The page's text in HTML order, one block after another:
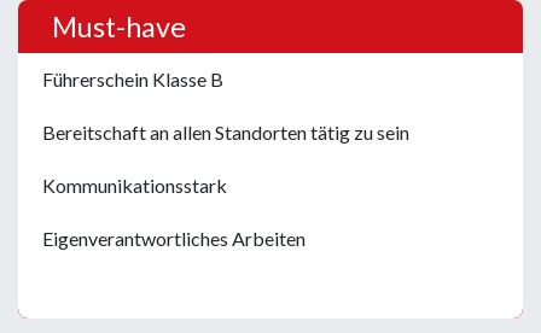
Must-have
Führerschein Klasse B
Bereitschaft an allen Standorten tätig zu sein
Kommunikationsstark
Eigenverantwortliches Arbeiten